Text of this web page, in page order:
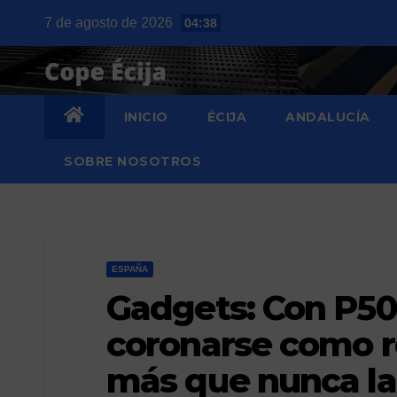
contenido
7 de agosto de 2026 04:38
INICIO ÉCIJA ANDALUCÍA
SOBRE NOSOTROS
ESPAÑA
Gadgets: Con
coronarse como
más que nunca